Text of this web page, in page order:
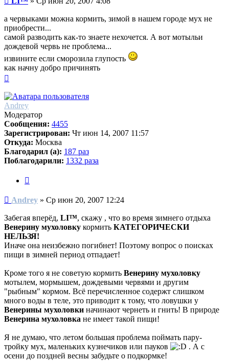
а червыками можна кормить, зимой в нашем городе мух не
приобрести...
самой разводить как-то знаете нехочется. А вот мотыльи
дождевой червь не проблема...
извините если сморозила глупость
как начну добро причинять
началу
Andrey
Модератор
Сообщения: 4455
Зарегистрирован: Чт июн 14, 2007 11:57
Откуда: Москва
Благодарил (а): 187 раз
Поблагодарили: 1332 раза
Сообщение
Andrey » Ср июн 20, 2007 12:24
Забегая вперёд, LI™, скажу , что во время зимнего отдыха
Венерину мухоловку кормить КАТЕГОРИЧЕСКИ
НЕЛЬЗЯ!
Иначе она неизбежно погибнет! Поэтому вопрос о поисках
пищи в зимней период отпадает!
Кроме того я не советую кормить Венерину мухоловку
мотылем, мормышем, дождевыми червями и другим
"рыбным" кормом. Всё перечисленное содержт слишком
много воды в теле, это приводит к тому, что ловушки у
Венерины мухоловки начинают чернеть и гнить! В природе
Венерина мухоловка не имеет такой пищи!
Я не думаю, что летом большая проблема поймать пару-
тройку мух, маленьких кузнечиков или пауков
. А с
осени до поздней весны забудьте о подкормке!